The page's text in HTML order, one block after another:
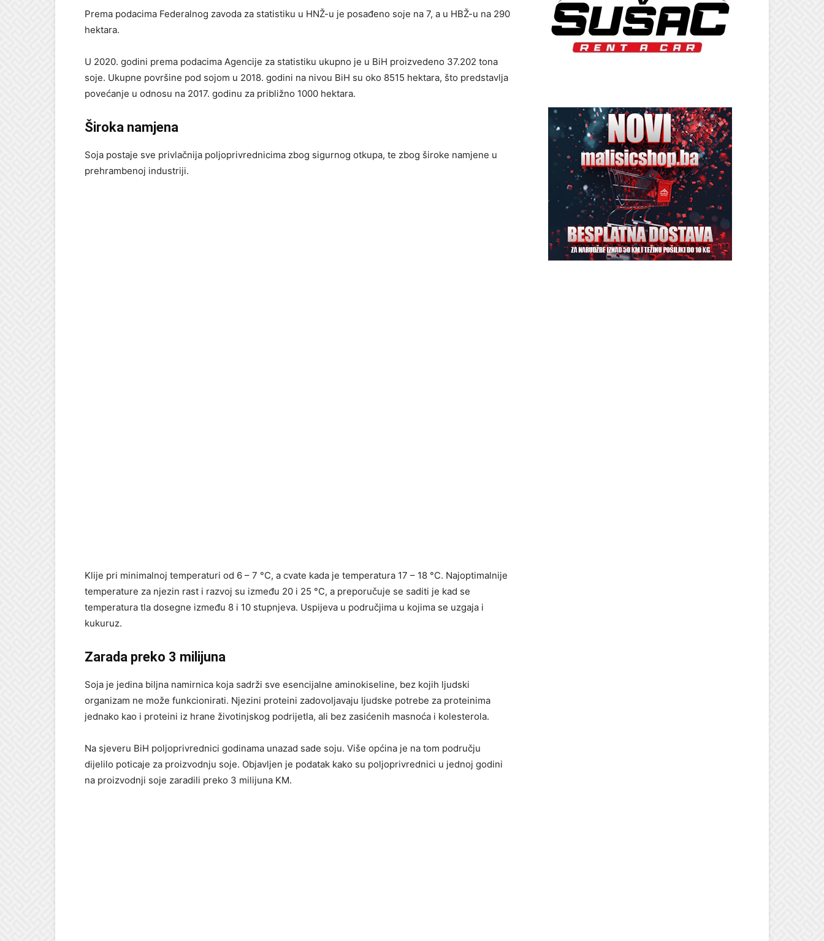
Prema podacima Federalnog zavoda za statistiku u HNŽ-u je posađeno soje na 7, a u HBŽ-u na 290
hektara.
U 2020. godini prema podacima Agencije za statistiku ukupno je u BiH proizvedeno 37.202 tona
soje. Ukupne površine pod sojom u 2018. godini na nivou BiH su oko 8515 hektara, što predstavlja
povećanje u odnosu na 2017. godinu za približno 1000 hektara.
Široka namjena
Soja postaje sve privlačnija poljoprivrednicima zbog sigurnog otkupa, te zbog široke namjene u
prehrambenoj industriji.
Klije pri minimalnoj temperaturi od 6 – 7 °C, a cvate kada je temperatura 17 – 18 °C. Najoptimalnije
temperature za njezin rast i razvoj su između 20 i 25 °C, a preporučuje se saditi je kad se
temperatura tla dosegne između 8 i 10 stupnjeva. Uspijeva u područjima u kojima se uzgaja i
kukuruz.
Zarada preko 3 milijuna
Soja je jedina biljna namirnica koja sadrži sve esencijalne aminokiseline, bez kojih ljudski
organizam ne može funkcionirati. Njezini proteini zadovoljavaju ljudske potrebe za proteinima
jednako kao i proteini iz hrane životinjskog podrijetla, ali bez zasićenih masnoća i kolesterola.
Na sjeveru BiH poljoprivrednici godinama unazad sade soju. Više općina je na tom području
dijelilo poticaje za proizvodnju soje. Objavljen je podatak kako su poljoprivrednici u jednoj godini
na proizvodnji soje zaradili preko 3 milijuna KM.